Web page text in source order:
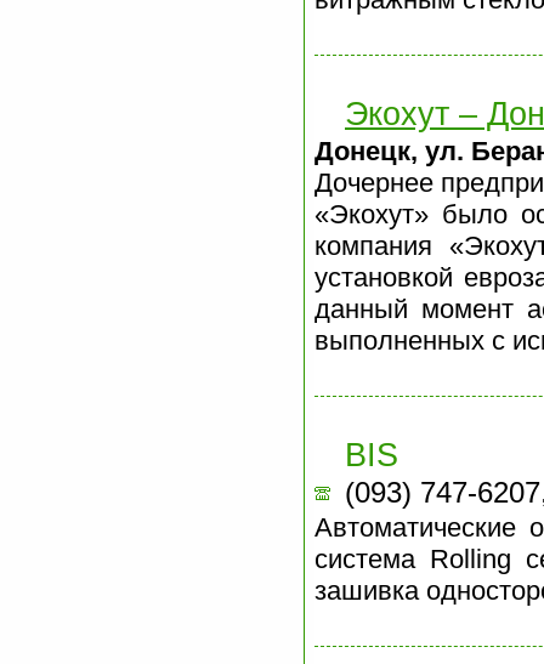
Экохут –
Донецк, ул.
Дочернее
«Экохут» было
компания
установкой
данный момент
выполненных с
BIS
(093) 747-
Автоматические
система Rolling
зашивка